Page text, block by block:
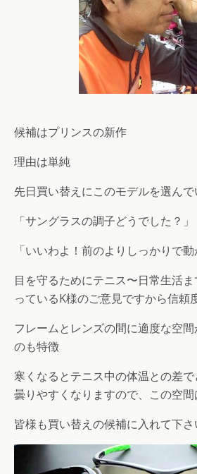
候補はプリンスの新作
理由は単純
先日買い替えにこのモデルを選ん
「サングラスの調子どうでした？」
「いいわよ！前のよりしっかりで動
目を守るためにテニス〜日常生活
っているK様のご意見ですから信頼
フレームとレンズの間に適度な空
のも特徴
寒くなるとテニス中の体温との差
曇りやすくなりますので、この空間
皆様も買い替えの候補に入れて下さ